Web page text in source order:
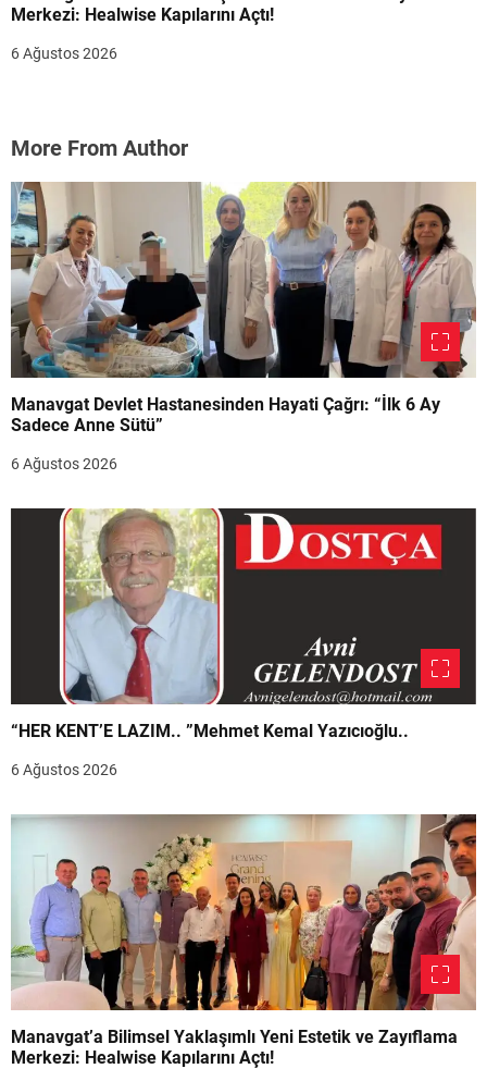
Merkezi: Healwise Kapılarını Açtı!
6 Ağustos 2026
More From Author
Manavgat Devlet Hastanesinden Hayati Çağrı: “İlk 6 Ay
Sadece Anne Sütü”
6 Ağustos 2026
“HER KENT’E LAZIM.. ”Mehmet Kemal Yazıcıoğlu..
6 Ağustos 2026
Manavgat’a Bilimsel Yaklaşımlı Yeni Estetik ve Zayıflama
Merkezi: Healwise Kapılarını Açtı!